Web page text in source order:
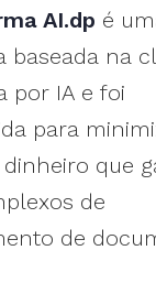
AI.dp é
baseada na
por IA e foi
para
que
de
de